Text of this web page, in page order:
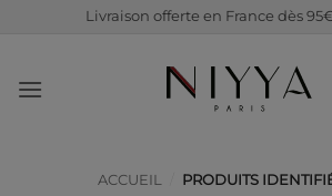
Livraison offerte en France dès
ACCUEIL PRODUITS